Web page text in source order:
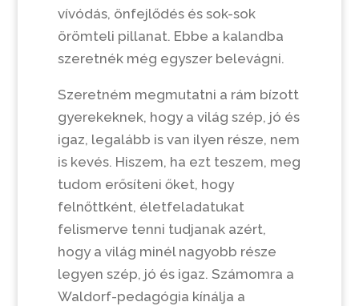
vívódás, önfejlődés és sok-sok
örömteli pillanat. Ebbe a kalandba
szeretnék még egyszer belevágni.
Szeretném megmutatni a rám bízott
gyerekeknek, hogy a világ szép, jó és
igaz, legalább is van ilyen része, nem
is kevés. Hiszem, ha ezt teszem, meg
tudom erősíteni őket, hogy
felnőttként, életfeladatukat
felismerve tenni tudjanak azért,
hogy a világ minél nagyobb része
legyen szép, jó és igaz. Számomra a
Waldorf-pedagógia kínálja a